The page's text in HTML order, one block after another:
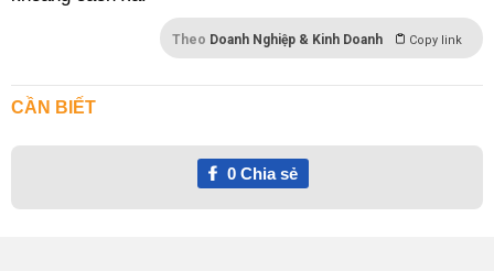
Theo Doanh Nghiệp & Kinh Doanh Copy link
CẦN BIẾT
0Chia sẻ